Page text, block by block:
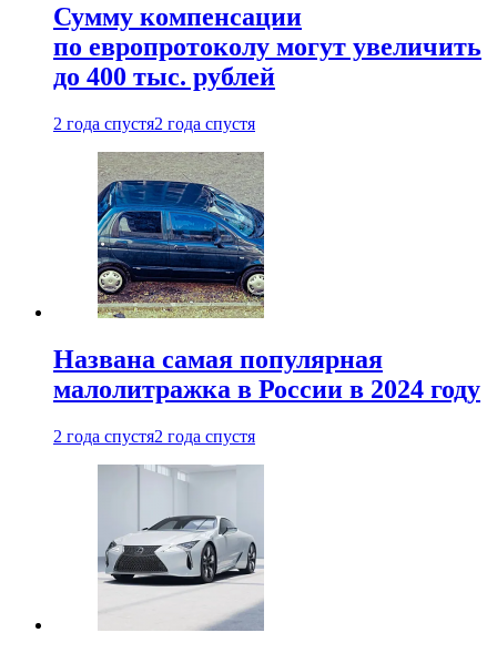
Сумму компенсации
по европротоколу могут увеличить
до 400 тыс. рублей
2 года спустя2 года спустя
Названа самая популярная
малолитражка в России в 2024 году
2 года спустя2 года спустя